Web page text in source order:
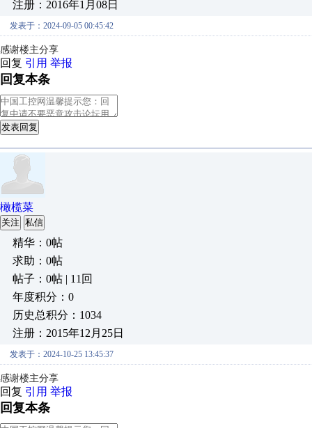
注册：2016年1月08日
发表于：2024-09-05 00:45:42
感谢楼主分享
回复 引用 举报
回复本条
发表回复
橄榄菜
关注 私信
精华：0帖
求助：0帖
帖子：0帖 | 11回
年度积分：0
历史总积分：1034
注册：2015年12月25日
发表于：2024-10-25 13:45:37
感谢楼主分享
回复 引用 举报
回复本条